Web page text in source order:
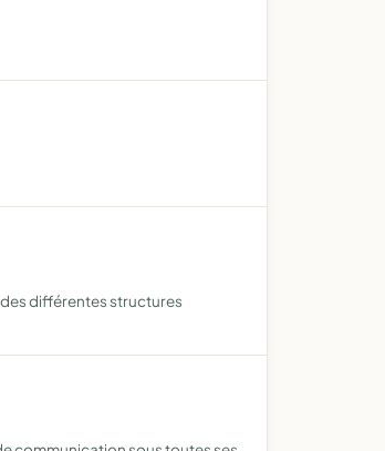
différentes structures